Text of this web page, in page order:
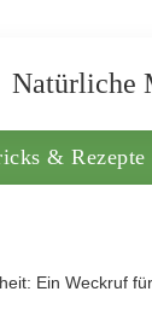
Natürliche
& Rezepte
Ein Weckruf